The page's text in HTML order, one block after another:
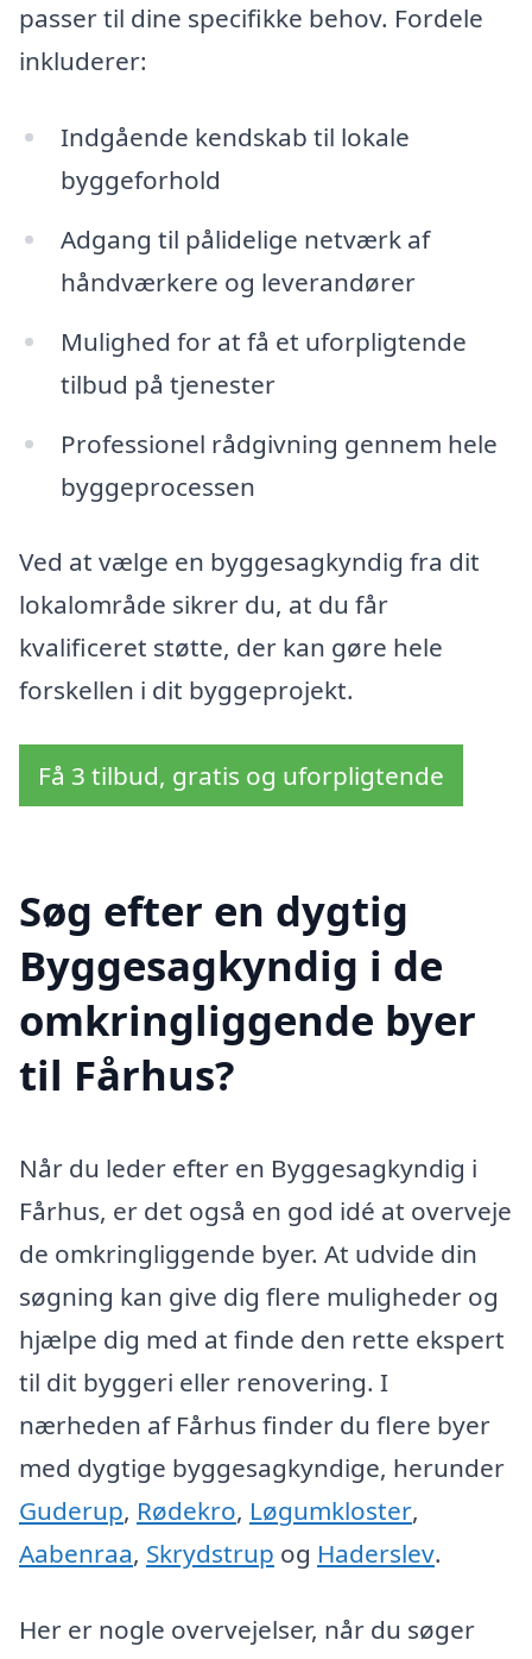
passer til dine specifikke behov. Fordele
inkluderer:
Indgående kendskab til lokale
byggeforhold
Adgang til pålidelige netværk af
håndværkere og leverandører
Mulighed for at få et uforpligtende
tilbud på tjenester
Professionel rådgivning gennem hele
byggeprocessen
Ved at vælge en byggesagkyndig fra dit
lokalområde sikrer du, at du får
kvalificeret støtte, der kan gøre hele
forskellen i dit byggeprojekt.
Få 3 tilbud, gratis og uforpligtende
Søg efter en dygtig
Byggesagkyndig i de
omkringliggende byer
til Fårhus?
Når du leder efter en Byggesagkyndig i
Fårhus, er det også en god idé at overveje
de omkringliggende byer. At udvide din
søgning kan give dig flere muligheder og
hjælpe dig med at finde den rette ekspert
til dit byggeri eller renovering. I
nærheden af Fårhus finder du flere byer
med dygtige byggesagkyndige, herunder
Guderup, Rødekro, Løgumkloster,
Aabenraa, Skrydstrup og Haderslev.
Her er nogle overvejelser, når du søger